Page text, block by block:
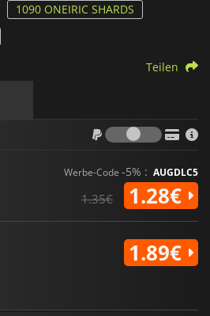
1090 ONEIRIC SHARDS
Teilen
Werbe-Code -5% : AUGDLC5
1.35€ 1.28€
1.89€